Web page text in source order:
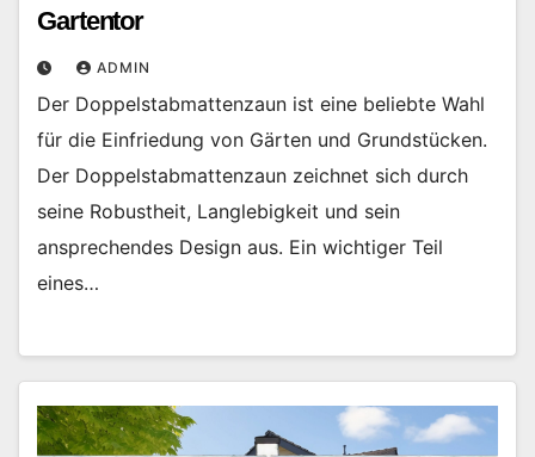
Gartentor
ADMIN
Der Doppelstabmattenzaun ist eine beliebte Wahl
für die Einfriedung von Gärten und Grundstücken.
Der Doppelstabmattenzaun zeichnet sich durch
seine Robustheit, Langlebigkeit und sein
ansprechendes Design aus. Ein wichtiger Teil
eines…